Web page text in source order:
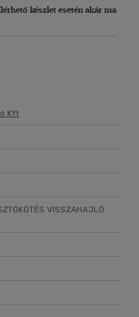
mely a Szerző írói
készlet esetén akár ma
Kft
VISSZAHAJLÓ